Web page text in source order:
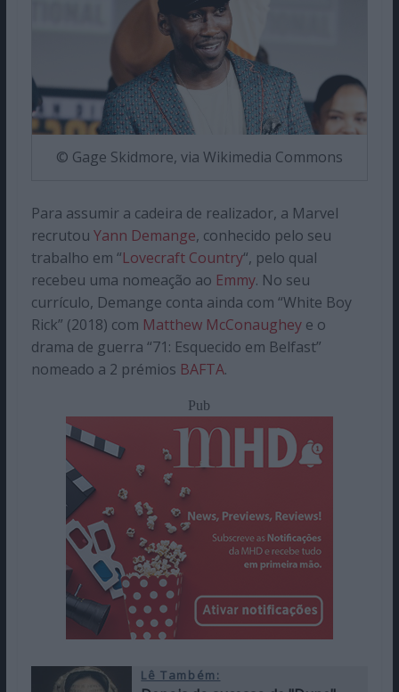
© Gage Skidmore, via Wikimedia Commons
Para assumir a cadeira de realizador, a Marvel
recrutou Yann Demange, conhecido pelo seu
trabalho em “Lovecraft Country“, pelo qual
recebeu uma nomeação ao Emmy. No seu
currículo, Demange conta ainda com “White Boy
Rick” (2018) com Matthew McConaugheye o
drama de guerra “71: Esquecido em Belfast”
nomeado a 2 prémios BAFTA.
Pub
Lê Também: